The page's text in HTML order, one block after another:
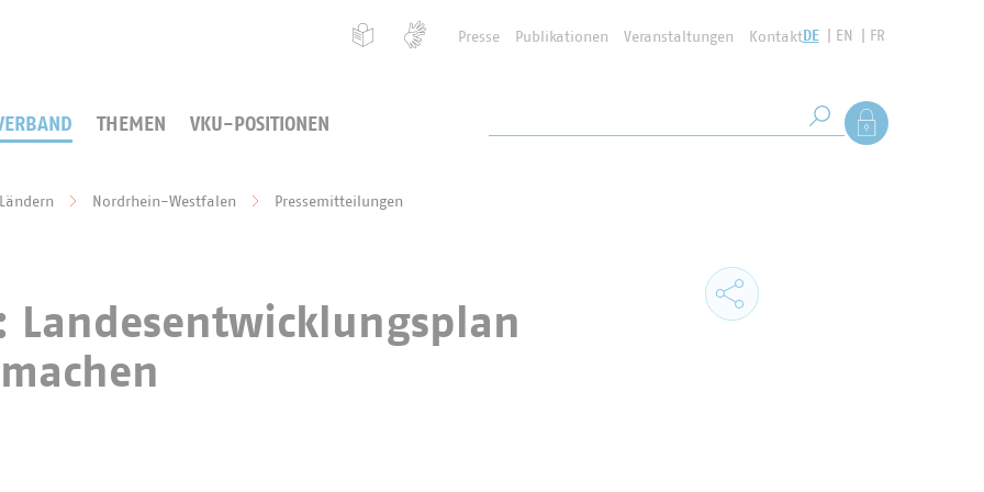
Presse Publikationen Veranstaltungen KontaktDE EN FR
THEMEN VKU-POSITIONEN Suche starten
Als Mitglied
Nordrhein-Westfalen Pressemitteilungen
Landesentwicklungsplan